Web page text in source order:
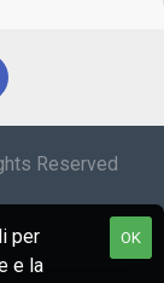
Reserved
OK
per
e la